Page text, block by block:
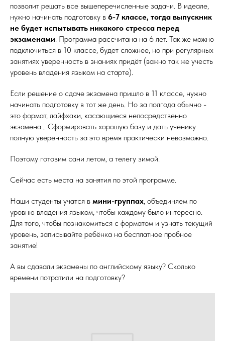
позволит решать все вышеперечисленные задачи. В идеале,
нужно начинать подготовку в 6-7 классе, тогда выпускник
не будет испытывать никакого стресса перед
экзаменами. Программа рассчитана на 6 лет. Так же можно
подключиться в 10 классе, будет сложнее, но при регулярных
занятиях уверенность в знаниях придёт (важно так же учесть
уровень владения языком на старте).
Если решение о сдаче экзамена пришло в 11 классе, нужно
начинать подготовку в тот же день. Но за полгода обычно -
это формат, лайфхаки, касающиеся непосредственно
экзамена… Сформировать хорошую базу и дать ученику
полную уверенность за это время практически невозможно.
Поэтому готовим сани летом, а телегу зимой.
Сейчас есть места на занятия по этой программе.
Наши студенты учатся в мини-группах, объединяем по
уровню владения языком, чтобы каждому было интересно.
Для того, чтобы познакомиться с форматом и узнать текущий
уровень, записывайте ребёнка на бесплатное пробное
занятие!
А вы сдавали экзамены по английскому языку? Сколько
времени потратили на подготовку?